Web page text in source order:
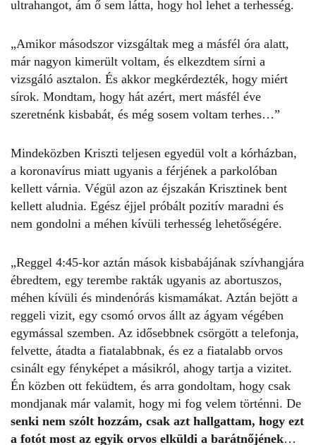
ultrahangot, ám ő sem látta, hogy hol lehet a terhesség.
„Amikor másodszor vizsgáltak meg a másfél óra alatt,
már nagyon kimerült voltam, és elkezdtem sírni a
vizsgáló asztalon. És akkor megkérdezték, hogy miért
sírok. Mondtam, hogy hát azért, mert másfél éve
szeretnénk kisbabát, és még sosem voltam terhes…”
Mindeközben Kriszti teljesen egyedül volt a kórházban,
a koronavírus miatt ugyanis a férjének a parkolóban
kellett várnia. Végül azon az éjszakán Krisztinek bent
kellett aludnia. Egész éjjel próbált pozitív maradni és
nem gondolni a méhen kívüli terhesség lehetőségére.
„Reggel 4:45-kor aztán mások kisbabájának szívhangjára
ébredtem, egy terembe rakták ugyanis az abortuszos,
méhen kívüli és mindenórás kismamákat. Aztán bejött a
reggeli vizit, egy csomó orvos állt az ágyam végében
egymással szemben. Az idősebbnek csörgött a telefonja,
felvette, átadta a fiatalabbnak, és ez a fiatalabb orvos
csinált egy fényképet a másikról, ahogy tartja a vizitet.
Én közben ott feküdtem, és arra gondoltam, hogy csak
mondjanak már valamit, hogy mi fog velem történni. De
senki nem szólt hozzám, csak azt hallgattam, hogy ezt
a fotót most az egyik orvos elküldi a barátnőjének…